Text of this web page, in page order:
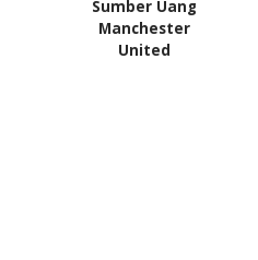
Sumber Uang
Manchester
United